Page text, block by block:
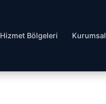
Hizmet Bölgeleri Kurumsal